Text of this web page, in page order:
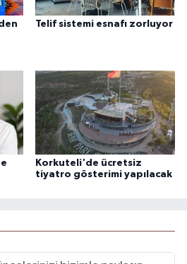
Telif sistemi esnafı zorluyor
Korkuteli'de ücretsiz
tiyatro gösterimi yapılacak